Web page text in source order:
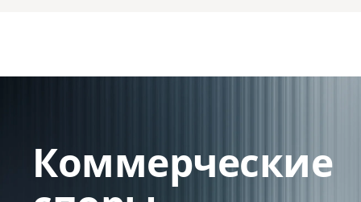
Коммерческие